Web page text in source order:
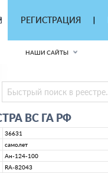
РЕГИСТРАЦИЯ
НАШИ САЙТЫ
ВС ГА РФ
36631
самолет
Ан-124-100
RA-82043